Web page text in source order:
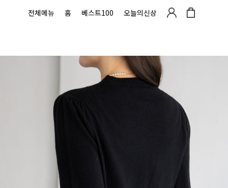
전체메뉴 홈 베스트100 오늘의신상